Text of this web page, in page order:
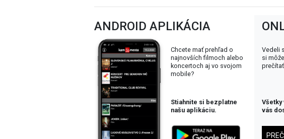
ANDROID APLIKÁCIA
Chcete mať prehľad o
najnovších filmoch alebo
koncertoch aj vo svojom
mobile?
Stiahnite si bezplatne
našu aplikáciu.
Vedeli
si
Všetky
vás